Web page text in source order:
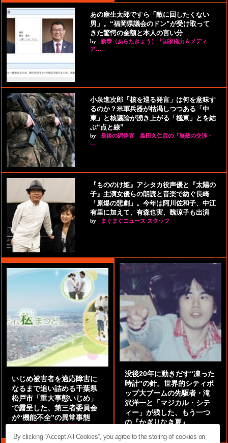
あの麻生太郎ですら「敵に回したくない
男」。“福岡県議会のドン”が受け取って
きた驚愕の金額と本人の言い分
by
新恭（あらたきょう）『国家権力＆メディ
ア…
小泉進次郎「核を巡る発言」は何を意味す
るのか？米軍兵器が枯渇しつつある「中
東」と核議論が湧き上がる「極東」とを結
ぶ“点と線”
by
最後の調停官 島田久仁彦の『無敵の交渉・
…
『もののけ姫』アシタカ役声優と『太陽の
子』主演女優らの朗読と音楽で紡ぐ長崎
「原爆の悲劇」。今年は阿川佐和子、中江
有里に加えて、有森也実、魏涼子も出演
by まぐまぐニュース スタッフ
いじめ被害者を適応障害に
なるまで追い詰める千葉県
松戸市「重大事態いじめ」
で露呈した、第三者委員会
が“機能不全”の異常事態
by 阿部泰尚『伝説の探偵』
没後20年に動きだす“凍った
時計”の針。世界的シティポ
ップ大ブームの先駆者・滝
沢洋一と「マジカル・シテ
ィー」が残した、もう一つ
の『かぎりなき夏』
By clicking “Accept All Cookies”, you agree to the storing of cookies on